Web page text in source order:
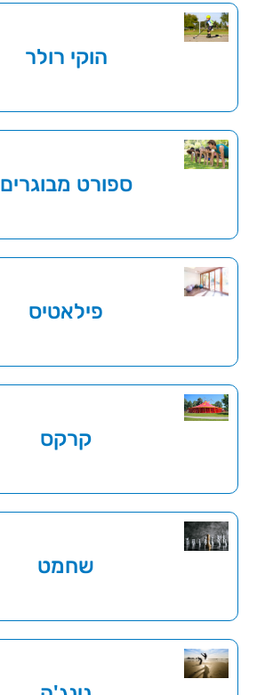
הוקי רולר
ספורט מבוגרים
פילאטיס
קרקס
שחמט